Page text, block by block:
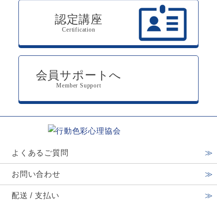
認定講座
Certification
会員サポートへ
Member Support
よくあるご質問
お問い合わせ
配送 / 支払い